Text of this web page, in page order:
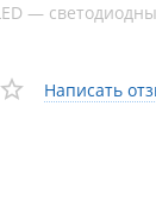
—
Написать